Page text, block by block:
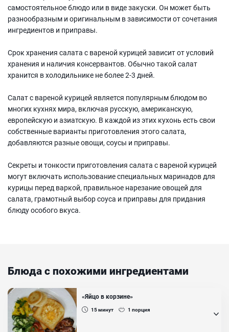
самостоятельное блюдо или в виде закуски. Он может быть
разнообразным и оригинальным в зависимости от сочетания
ингредиентов и приправы.
Срок хранения салата с вареной курицей зависит от условий
хранения и наличия консервантов. Обычно такой салат
хранится в холодильнике не более 2-3 дней.
Салат с вареной курицей является популярным блюдом во
многих кухнях мира, включая русскую, американскую,
европейскую и азиатскую. В каждой из этих кухонь есть свои
собственные варианты приготовления этого салата,
добавляются разные овощи, соусы и приправы.
Секреты и тонкости приготовления салата с вареной курицей
могут включать использование специальных маринадов для
курицы перед варкой, правильное нарезание овощей для
салата, грамотный выбор соуса и приправы для придания
блюду особого вкуса.
Блюда с похожими ингредиентами
«Яйцо в корзине»
15минут 1 порция